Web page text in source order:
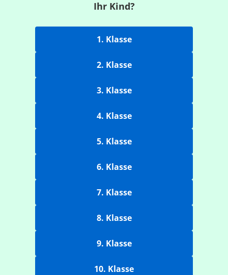
Ihr Kind?
1. Klasse
2. Klasse
3. Klasse
4. Klasse
5. Klasse
6. Klasse
7. Klasse
8. Klasse
9. Klasse
10. Klasse